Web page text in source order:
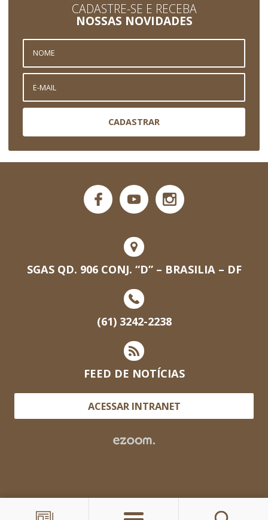
CADASTRE-SE E RECEBA
NOSSAS NOVIDADES
CADASTRAR
SGAS QD. 906 CONJ. “D” – BRASILIA – DF
(61) 3242-2238
FEED DE NOTÍCIAS
ACESSAR INTRANET